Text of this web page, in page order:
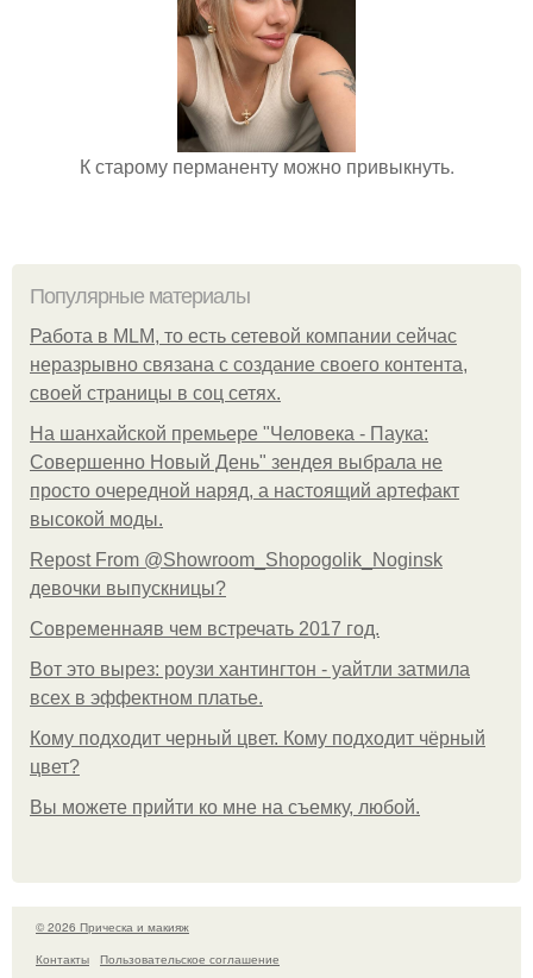
К старому перманенту можно привыкнуть.
Популярные материалы
Работа в MLM, то есть сетевой компании сейчас
неразрывно связана с создание своего контента,
своей страницы в соц сетях.
На шанхайской премьере "Человека - Паука:
Совершенно Новый День" зендея выбрала не
просто очередной наряд, а настоящий артефакт
высокой моды.
Repost From @Showroom_Shopogolik_Noginsk
девочки выпускницы?
Современнаяв чем встречать 2017 год.
Вот это вырез: роузи хантингтон - уайтли затмила
всех в эффектном платьe.
Кому подходит черный цвет. Кому подходит чёрный
цвет?
Вы можете прийти ко мне на съемку, любой.
© 2026 Прическа и макияж
Контакты
Пользовательское соглашение